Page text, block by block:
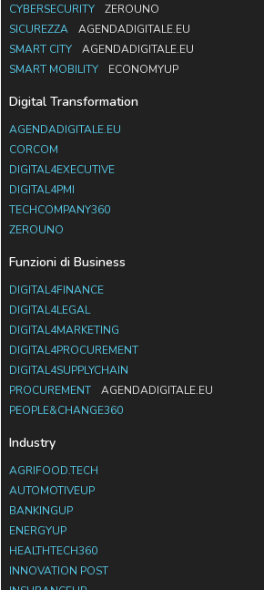
CYBERSECURITY
ZEROUNO
SICUREZZA
AGENDADIGITALE.EU
SMART CITY
AGENDADIGITALE.EU
SMART MOBILITY
ECONOMYUP
Digital Transformation
AGENDADIGITALE.EU
CORCOM
DIGITAL4EXECUTIVE
DIGITAL4PMI
TECHCOMPANY360
ZEROUNO
Funzioni di Business
DIGITAL4FINANCE
DIGITAL4LEGAL
DIGITAL4MARKETING
DIGITAL4PROCUREMENT
DIGITAL4SUPPLYCHAIN
PROCUREMENT
AGENDADIGITALE.EU
PEOPLE&CHANGE360
Industry
AGRIFOOD.TECH
AUTOMOTIVEUP
BANKINGUP
ENERGYUP
HEALTHTECH360
INNOVATION POST